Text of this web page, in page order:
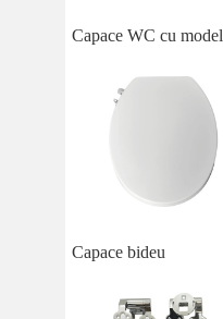
Capace WC cu model
Capace bideu